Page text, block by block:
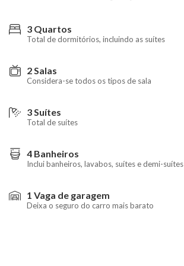
3 Quartos
Total de dormitórios, incluindo as suítes
2 Salas
Considera-se todos os tipos de sala
3 Suítes
Total de suítes
4 Banheiros
Inclui banheiros, lavabos, suítes e demi-suítes
1 Vaga de garagem
Deixa o seguro do carro mais barato